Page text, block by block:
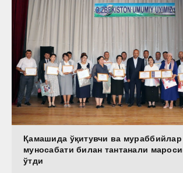
Қамашида ўқитувчи ва мураббийлар
муносабати билан тантанали
ўтди